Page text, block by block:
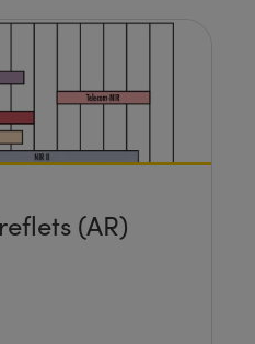
(AR)